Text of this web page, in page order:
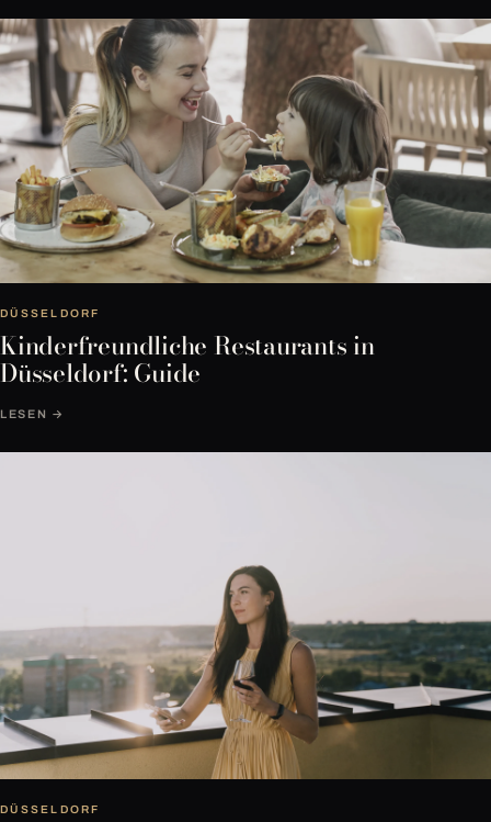
DÜSSELDORF
Kinderfreundliche Restaurants in
Düsseldorf: Guide
LESEN →
DÜSSELDORF